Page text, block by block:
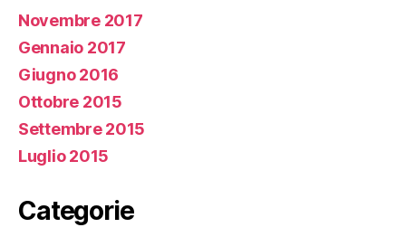
Novembre 2017
Gennaio 2017
Giugno 2016
Ottobre 2015
Settembre 2015
Luglio 2015
Categorie